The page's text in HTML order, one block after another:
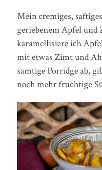
Mein cremiges,
geriebenem Apfel
karamellisiere ich
mit etwas Zimt und
samtige Porridge ab,
noch mehr fruchtige